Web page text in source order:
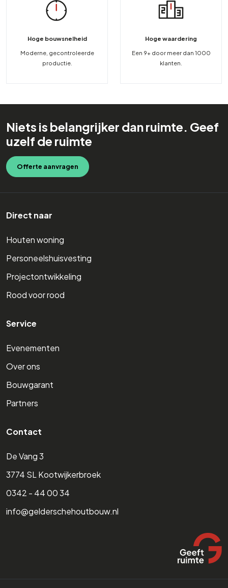
Hoge bouwsnelheid
Moderne, gecontroleerde
productie.
Hoge waardering
Een 9+ door meer dan 1000
klanten.
Niets is belangrijker dan ruimte. Geef
uzelf de ruimte
Offerte aanvragen
Direct naar
Houten woning
Personeelshuisvesting
Projectontwikkeling
Rood voor rood
Service
Evenementen
Over ons
Bouwgarant
Partners
Contact
De Vang 3
3774 SL Kootwijkerbroek
0342 - 44 00 34
info@gelderschehoutbouw.nl